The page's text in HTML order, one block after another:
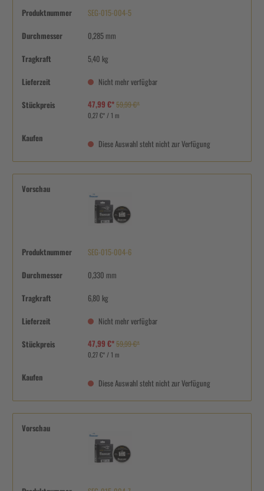
Produktnummer SEG-015-004-5
Durchmesser 0,285 mm
Tragkraft 5,40 kg
Lieferzeit Nicht mehr verfügbar
Stückpreis 47,99 €*59,99 €*
0,27 €* / 1 m
Kaufen
Diese Auswahl steht nicht zur Verfügung
Vorschau
Produktnummer SEG-015-004-6
Durchmesser 0,330 mm
Tragkraft 6,80 kg
Lieferzeit Nicht mehr verfügbar
Stückpreis 47,99 €*59,99 €*
0,27 €* / 1 m
Kaufen
Diese Auswahl steht nicht zur Verfügung
Vorschau